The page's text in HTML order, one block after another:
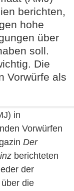
berichten,
hohe
über
soll.
Die
Vorwürfe als
in
Vorwürfen
Der
berichteten
der
die